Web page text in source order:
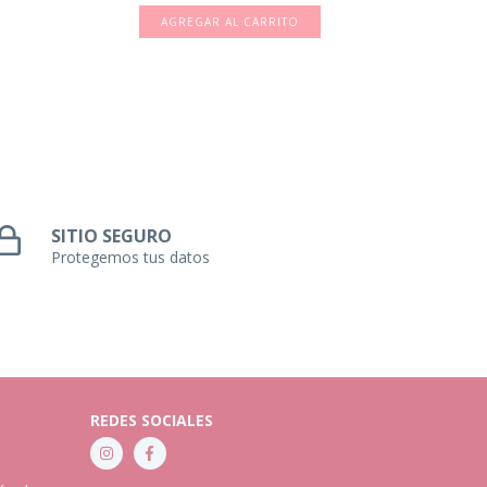
SITIO SEGURO
Protegemos tus datos
REDES SOCIALES